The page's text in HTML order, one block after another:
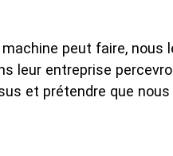
peut faire,
leur entreprise
et prétendre que